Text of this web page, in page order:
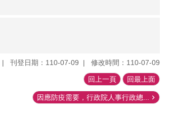
刊登日期：110-07-09 修改時間：110-07-09
回上一頁 回最上面
因應防疫需要，行政院人事行政總...